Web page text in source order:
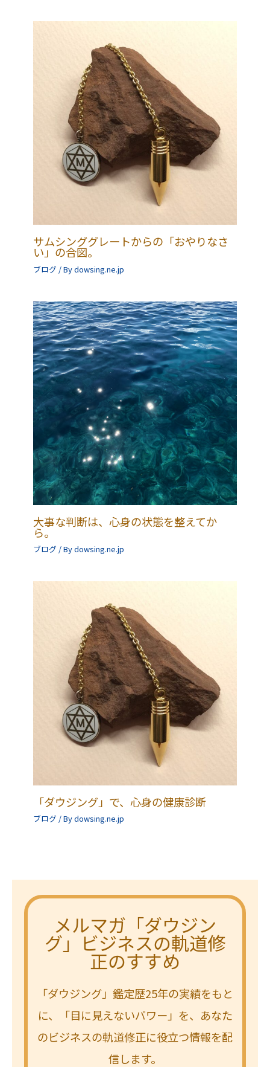
サムシンググレートからの「おやりなさ
い」の合図。
ブログ / Bydowsing.ne.jp
大事な判断は、心身の状態を整えてか
ら。
ブログ / Bydowsing.ne.jp
「ダウジング」で、心身の健康診断
ブログ / Bydowsing.ne.jp
メルマガ「ダウジン
グ」ビジネスの軌道修
正のすすめ
「ダウジング」鑑定歴25年の実績をもと
に、「目に見えないパワー」を、あなた
のビジネスの軌道修正に役立つ情報を配
信します。